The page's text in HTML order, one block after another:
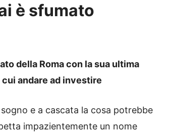
è sfumato
della Roma con la sua ultima
cui andare ad investire
e a cascata la cosa potrebbe
impazientemente un nome